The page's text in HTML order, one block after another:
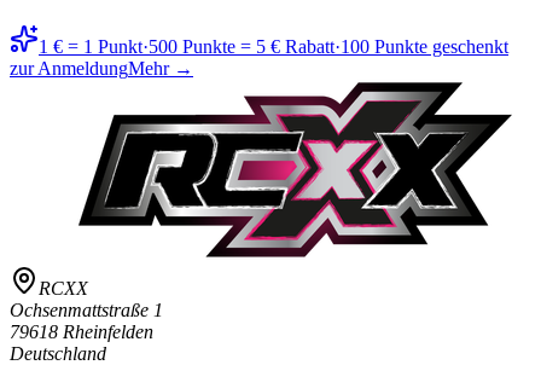
1 € = 1 Punkt·500 Punkte = 5 € Rabatt·100 Punkte geschenkt
zur AnmeldungMehr →
RCXX
Ochsenmattstraße 1
79618 Rheinfelden
Deutschland